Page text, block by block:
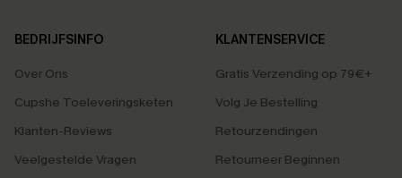
BEDRIJFSINFO
Over Ons
Cupshe Toeleveringsketen
Klanten-Reviews
Veelgestelde Vragen
KLANTENSERVICE
Gratis Verzending op 79€+
Volg Je Bestelling
Retourzendingen
Retourneer Beginnen